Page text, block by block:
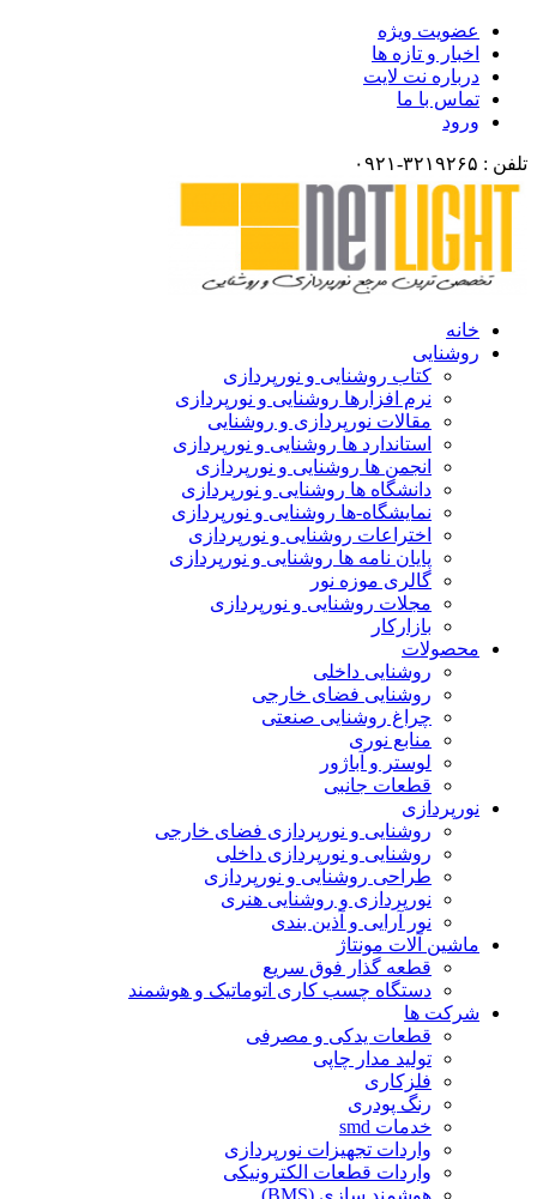
ویژه
و تازه ها
نت لایت
با ما
کتاب روشنایی و نورپردازی
نرم افزارها روشنایی و نورپردازی
مقالات نورپردازی و روشنایی
استاندارد ها روشنایی و نورپردازی
انجمن ها روشنایی و نورپردازی
دانشگاه ها روشنایی و نورپردازی
نمایشگاه-ها روشنایی و نورپردازی
اختراعات روشنایی و نورپردازی
پایان نامه ها روشنایی و نورپردازی
گالری موزه نور
مجلات روشنایی و نورپردازی
بازارکار
روشنایی داخلی
روشنایی فضای خارجی
چراغ روشنایی صنعتی
منابع نوری
لوستر و آباژور
قطعات جانبی
روشنایی و نورپردازی فضای خارجی
روشنایی و نورپردازی داخلی
طراحی روشنایی و نورپردازی
نورپردازی و روشنایی هنری
نور آرایی و آذین بندی
آلات مونتاژ
قطعه گذار فوق سریع
دستگاه چسب کاری اتوماتیک و هوشمند
ها
قطعات یدکی و مصرفی
تولید مدار چاپی
فلزکاری
رنگ پودری
خدمات smd
واردات تجهیزات نورپردازی
واردات قطعات الکترونیکی
هوشمند سازی (BMS)